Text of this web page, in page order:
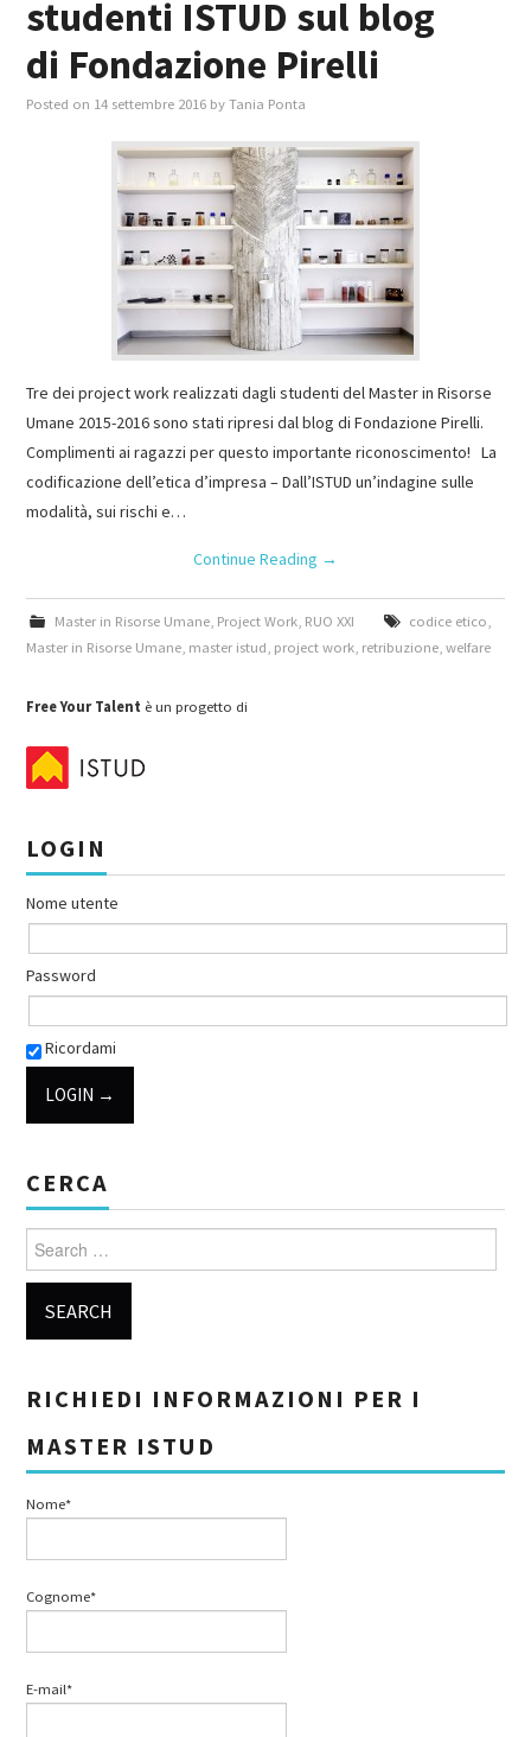
studenti ISTUD sul blog
di Fondazione Pirelli
Posted on 14 settembre 2016 byTania Ponta
Tre dei project work realizzati dagli studenti del Master in Risorse
Umane 2015-2016 sono stati ripresi dal blog di Fondazione Pirelli.
Complimenti ai ragazzi per questo importante riconoscimento! La
codificazione dell’etica d’impresa – Dall’ISTUD un’indagine sulle
modalità, sui rischi e…
Continue Reading →
Master in Risorse Umane, Project Work, RUO XXI codice etico
Master in Risorse Umane master istud project work retribuzione ,welfare
Free Your Talent è un progetto di
LOGIN
Nome utente
Password
Ricordami
CERCA
Search for:
RICHIEDI INFORMAZIONI PER I
MASTER ISTUD
Nome*
Cognome*
E-mail*